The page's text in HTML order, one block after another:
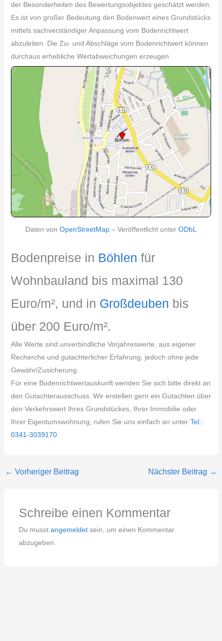
der Besonderheiten des Bewertungsobjektes geschätzt werden.
Es ist von großer Bedeutung den Bodenwert eines Grundstücks
mittels sachverständiger Anpassung vom Bodenrichtwert
abzuleiten. Die Zu- und Abschläge vom Bodenrichtwert können
durchaus erhebliche Wertabweichungen erzeugen.
Daten von OpenStreetMap – Veröffentlicht unter ODbL
Bodenpreise in Böhlen für
Wohnbauland bis maximal 130
Euro/m², und in Großdeuben bis
über 200 Euro/m².
Alle Werte sind unverbindliche Vorjahreswerte, aus eigener
Recherche und gutachterlicher Erfahrung, jedoch ohne jede
Gewähr/Zusicherung.
Für eine Bodenrichtwertauskunft wenden Sie sich bitte direkt an
den Gutachterausschuss. Wir erstellen gern ein Gutachten über
den Verkehrswert Ihres Grundstückes, Ihrer Immobilie oder
Ihrer Eigentumswohnung, rufen Sie uns einfach an unter Tel.:
0341-3039170
← Vorheriger Beitrag Nächster Beitrag →
Schreibe einen Kommentar
Du musst angemeldetsein, um einen Kommentar
abzugeben.